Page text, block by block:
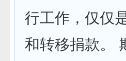
行工作，仅仅
和转移捐款。